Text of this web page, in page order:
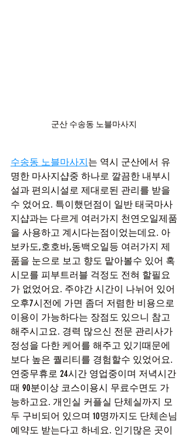
군산 수송동 노블마사지
수송동 노블마사지 는 역시 군산에서 유
명한 마사지샵중 하나로 깔끔한 내부시
설과 편의시설로 제대로된 관리를 받을
수 었어요. 특이했던점이 일반 태국마사
지샵과는 다르게 여러가지 천연오일제품
을 사용하고 계시다는점이었는데요. 아
보카도,호호바,동백오일등 여러가지 제
품을 눈으로 보고 향도 맡아볼수 있어 혹
시모를 피부트러블 걱정도 전혀 할필요
가 없었어요. 주야간 시간이 나뉘어 있어
오후7시전에 가면 좀더 저렴한 비용으로
이용이 가능하다는 장점도 있으니 참고
해주시고요. 경력 많으신 전문 관리사가
정성을 다한 케어를 해주고 있기때문에
보다 높은 퀄리티를 경험할수 있었어요.
연중무휴로 24시간 영업중이며 저녁시간
때 90분이상 코스이용시 무료수면도 가
능하고요. 개인실 커플실 단체실까지 모
두 구비되어 있으며 10명까지도 단체손님
예약도 받는다고 하네요. 인기많은 곳이